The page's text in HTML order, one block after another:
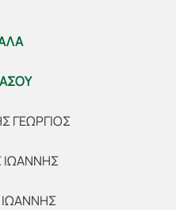
ΓΕΩΡΓΙΟΣ
ΙΩΑΝΝΗΣ